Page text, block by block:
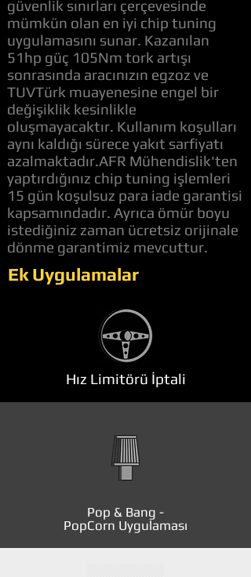
güvenlik sınırları çerçevesinde
mümkün olan en iyi chip tuning
uygulamasını sunar. Kazanılan
51hp güç 105Nm tork artışı
sonrasında aracınızın egzoz ve
TUVTürk muayenesine engel bir
değişiklik kesinlikle
oluşmayacaktır. Kullanım koşulları
aynı kaldığı sürece yakıt sarfiyatı
azalmaktadır.AFR Mühendislik'ten
yaptırdığınız chip tuning işlemleri
15 gün koşulsuz para iade garantisi
kapsamındadır. Ayrıca ömür boyu
istediğiniz zaman ücretsiz orijinale
dönme garantimiz mevcuttur.
Ek Uygulamalar
Hız Limitörü İptali
Pop & Bang -
PopCorn Uygulaması